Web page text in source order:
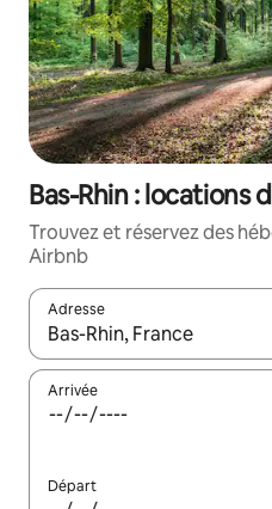
Bas-Rhin : locations
Trouvez et réservez des
Airbnb
Adresse
Lorsque les résultats
Arrivée
Départ